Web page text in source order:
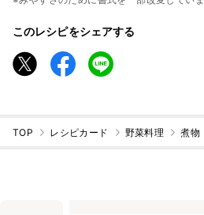
このレシピをシェアする
TOP レシピカード 野菜料理 煮物